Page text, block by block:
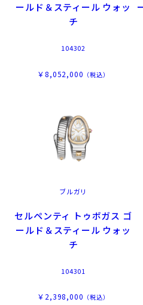
ールド＆スティール ウォッ
チ
104302
￥8,052,000 （税込）
ブルガリ
セルペンティ トゥボガス ゴ
ールド＆スティール ウォッ
チ
104301
￥2,398,000 （税込）